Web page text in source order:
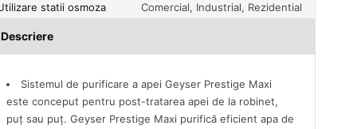
statii osmoza
Comercial, Industrial, Rezidential
Descriere
Sistemul de purificare a apei Geyser Prestige Maxi
este conceput pentru post-tratarea apei de la robinet,
puț sau puț. Geyser Prestige Maxi purifică eficient apa de